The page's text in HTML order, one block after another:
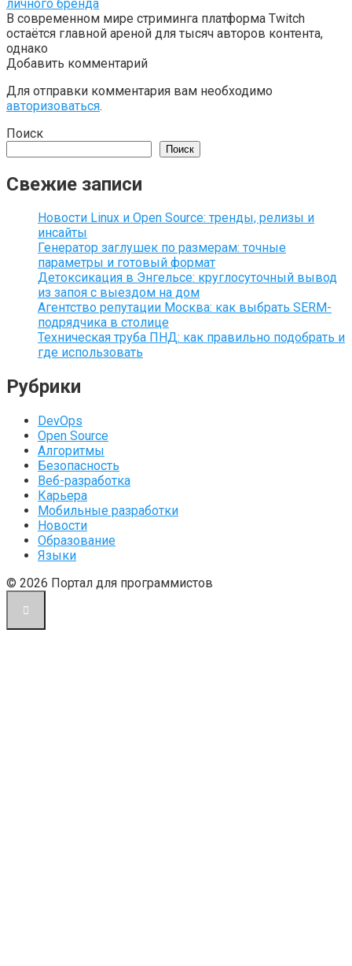
личного бренда
В современном мире стриминга платформа Twitch
остаётся главной ареной для тысяч авторов контента,
однако
Добавить комментарий
Для отправки комментария вам необходимо
авторизоваться.
Поиск
Поиск
Свежие записи
Новости Linux и Open Source: тренды, релизы и
инсайты
Генератор заглушек по размерам: точные
параметры и готовый формат
Детоксикация в Энгельсе: круглосуточный вывод
из запоя с выездом на дом
Агентство репутации Москва: как выбрать SERM-
подрядчика в столице
Техническая труба ПНД: как правильно подобрать и
где использовать
Рубрики
DevOps
Open Source
Алгоритмы
Безопасность
Веб-разработка
Карьера
Мобильные разработки
Новости
Образование
Языки
© 2026 Портал для программистов